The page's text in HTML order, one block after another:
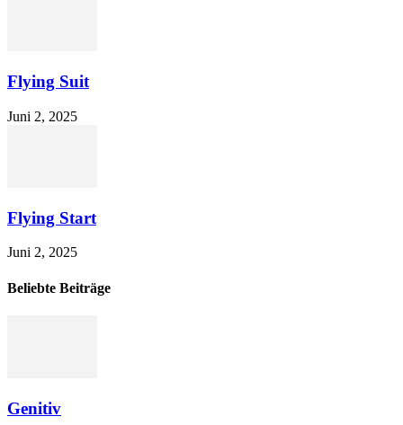
Flying Suit
Juni 2, 2025
Flying Start
Juni 2, 2025
Beliebte Beiträge
Genitiv